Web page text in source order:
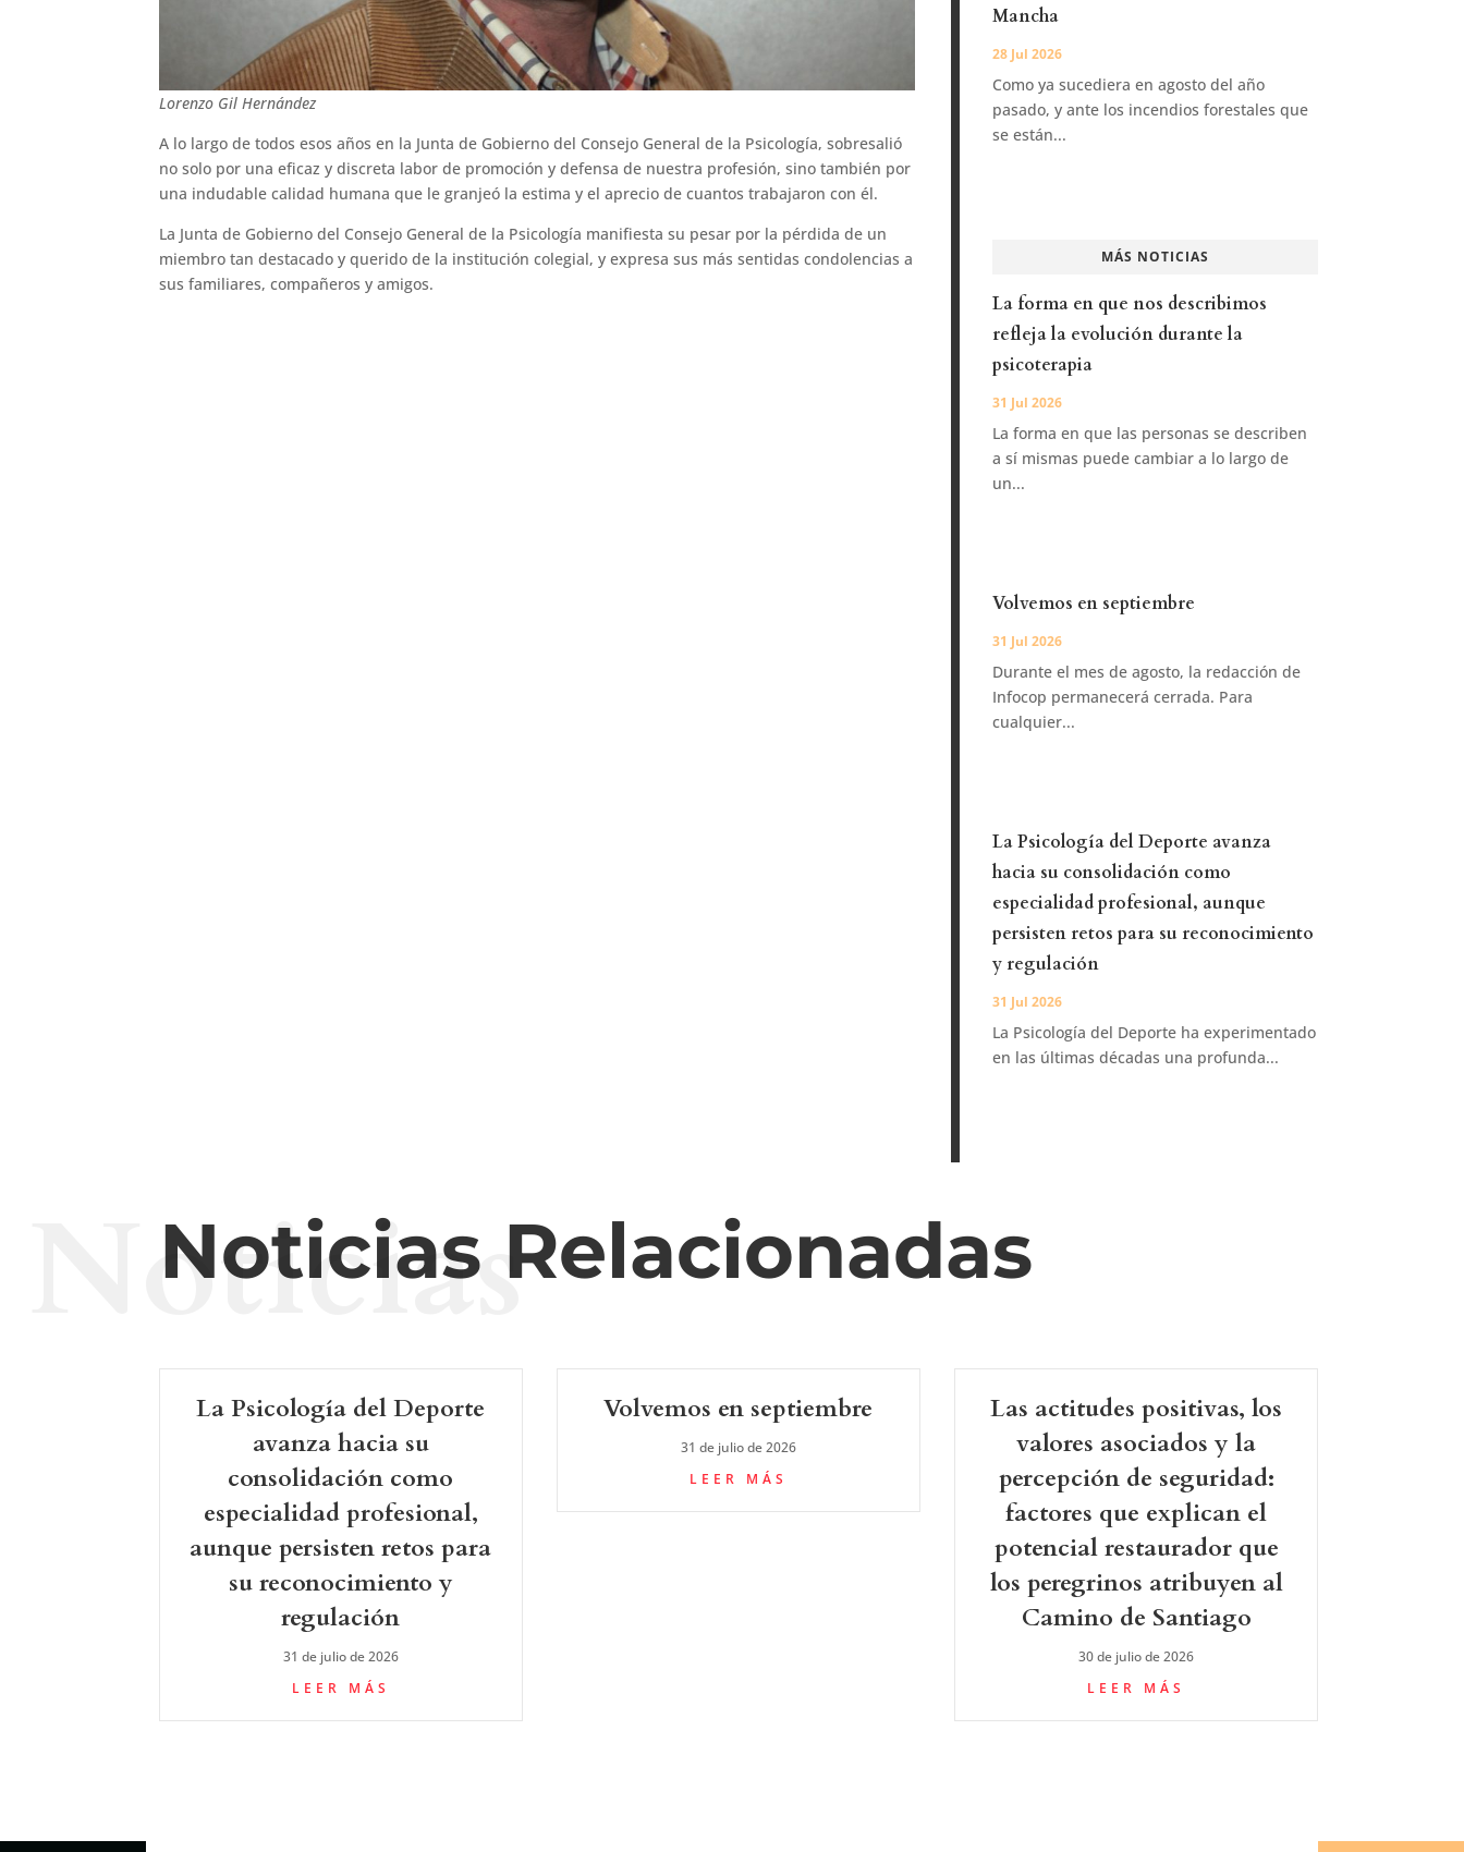
Lorenzo Gil Hernández
A lo largo de todos esos años en la Junta de Gobierno del Consejo General de la Psicología, sobresalió
no solo por una eficaz y discreta labor de promoción y defensa de nuestra profesión, sino también por
una indudable calidad humana que le granjeó la estima y el aprecio de cuantos trabajaron con él.
La Junta de Gobierno del Consejo General de la Psicología manifiesta su pesar por la pérdida de un
miembro tan destacado y querido de la institución colegial, y expresa sus más sentidas condolencias a
sus familiares, compañeros y amigos.
Mancha
28 Jul 2026
Como ya sucediera en agosto del año
pasado, y ante los incendios forestales que
se están...
MÁS NOTICIAS
La forma en que nos describimos
refleja la evolución durante la
psicoterapia
31 Jul 2026
La forma en que las personas se describen
a sí mismas puede cambiar a lo largo de
un...
Volvemos en septiembre
31 Jul 2026
Durante el mes de agosto, la redacción de
Infocop permanecerá cerrada. Para
cualquier...
La Psicología del Deporte avanza
hacia su consolidación como
especialidad profesional, aunque
persisten retos para su reconocimiento
y regulación
31 Jul 2026
La Psicología del Deporte ha experimentado
en las últimas décadas una profunda...
Noticias Relacionadas
Noticias
La Psicología del Deporte
avanza hacia su
consolidación como
especialidad profesional,
aunque persisten retos para
su reconocimiento y
regulación
31 de julio de 2026
LEER MÁS
Volvemos en septiembre
31 de julio de 2026
LEER MÁS
Las actitudes positivas, los
valores asociados y la
percepción de seguridad:
factores que explican el
potencial restaurador que
los peregrinos atribuyen al
Camino de Santiago
30 de julio de 2026
LEER MÁS